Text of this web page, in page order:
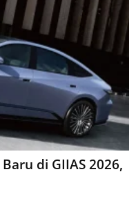
di GIIAS 2026,